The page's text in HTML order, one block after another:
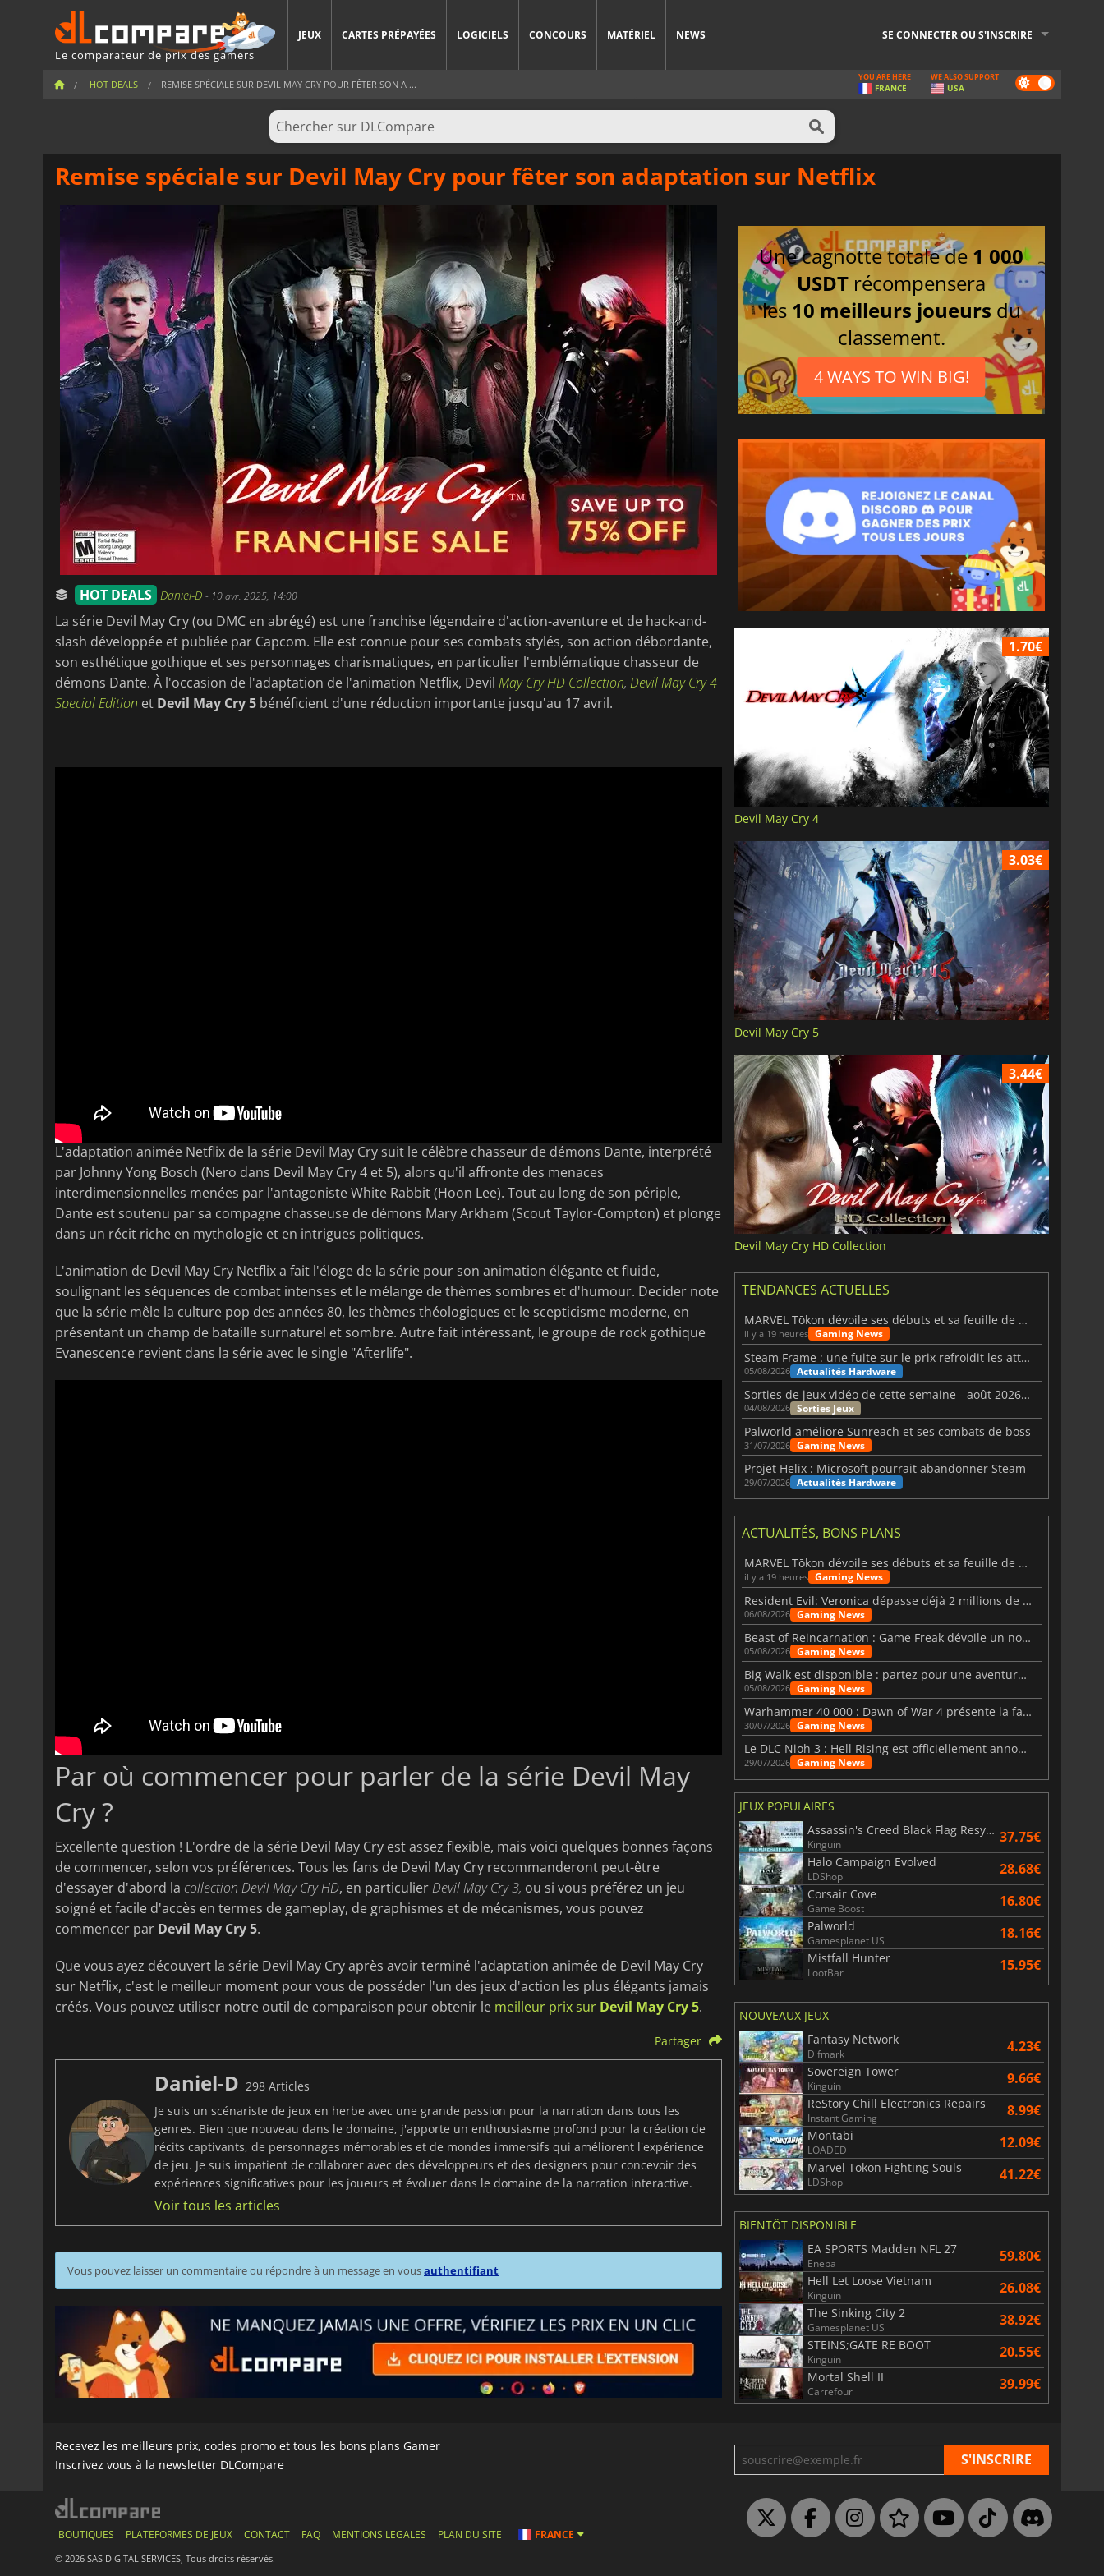
Le comparateur de prix des gamers
JEUX CARTES PRÉPAYÉES LOGICIELS CONCOURS MATÉRIEL NEWS SE CONNECTER OU S'INSCRIRE
HOT DEALS REMISE SPÉCIALE SUR DEVIL MAY CRY POUR FÊTER SON A ... Dark
mode
YOU ARE HERE
FRANCE
WE ALSO SUPPORT
USA
Remise spéciale sur Devil May Cry pour fêter son adaptation sur Netflix
HOT DEALS Daniel-D - 10 avr. 2025, 14:00
La série Devil May Cry (ou DMC en abrégé) est une franchise légendaire d'action-aventure et de hack-and-
slash développée et publiée par Capcom. Elle est connue pour ses combats stylés, son action débordante,
son esthétique gothique et ses personnages charismatiques, en particulier l'emblématique chasseur de
démons Dante. À l'occasion de l'adaptation de l'animation Netflix, Devil May Cry HD Collection, Devil May Cry 4
Special Edition et Devil May Cry 5 bénéficient d'une réduction importante jusqu'au 17 avril.
L'adaptation animée Netflix de la série Devil May Cry suit le célèbre chasseur de démons Dante, interprété
par Johnny Yong Bosch (Nero dans Devil May Cry 4 et 5), alors qu'il affronte des menaces
interdimensionnelles menées par l'antagoniste White Rabbit (Hoon Lee). Tout au long de son périple,
Dante est soutenu par sa compagne chasseuse de démons Mary Arkham (Scout Taylor-Compton) et plonge
dans un récit riche en mythologie et en intrigues politiques.
L'animation de Devil May Cry Netflix a fait l'éloge de la série pour son animation élégante et fluide,
soulignant les séquences de combat intenses et le mélange de thèmes sombres et d'humour. Decider note
que la série mêle la culture pop des années 80, les thèmes théologiques et le scepticisme moderne, en
présentant un champ de bataille surnaturel et sombre. Autre fait intéressant, le groupe de rock gothique
Evanescence revient dans la série avec le single "Afterlife".
Par où commencer pour parler de la série Devil May
Cry ?
Excellente question ! L'ordre de la série Devil May Cry est assez flexible, mais voici quelques bonnes façons
de commencer, selon vos préférences. Tous les fans de Devil May Cry recommanderont peut-être
d'essayer d'abord la collection Devil May Cry HD, en particulierDevil May Cry 3, ou si vous préférez un jeu
soigné et facile d'accès en termes de gameplay, de graphismes et de mécanismes, vous pouvez
commencer par Devil May Cry 5.
Que vous ayez découvert la série Devil May Cry après avoir terminé l'adaptation animée de Devil May Cry
sur Netflix, c'est le meilleur moment pour vous de posséder l'un des jeux d'action les plus élégants jamais
créés. Vous pouvez utiliser notre outil de comparaison pour obtenir le meilleur prix sur Devil May Cry 5.
Partager
Daniel-D 298 Articles
Je suis un scénariste de jeux en herbe avec une grande passion pour la narration dans tous les
genres. Bien que nouveau dans le domaine, j'apporte un enthousiasme profond pour la création de
récits captivants, de personnages mémorables et de mondes immersifs qui améliorent l'expérience
de jeu. Je suis impatient de collaborer avec des développeurs et des designers pour concevoir des
expériences significatives pour les joueurs et évoluer dans le domaine de la narration interactive.
Voir tous les articles
Vous pouvez laisser un commentaire ou répondre à un message en vousauthentifiant
Une cagnotte totale de 1 000
USDT récompensera
les 10 meilleurs joueurs du
classement.
4 WAYS TO WIN BIG!
1.70€
Devil May Cry 4
3.03€
Devil May Cry 5
3.44€
Devil May Cry HD Collection
TENDANCES ACTUELLES
MARVEL Tōkon dévoile ses débuts et sa feuille de route
il y a 19 heures Gaming News
Steam Frame : une fuite sur le prix refroidit les attentes VR
05/08/2026 Actualités Hardware
Sorties de jeux vidéo de cette semaine - août 2026 (semaine 32)
04/08/2026 Sorties Jeux
Palworld améliore Sunreach et ses combats de boss
31/07/2026 Gaming News
Projet Helix : Microsoft pourrait abandonner Steam
29/07/2026 Actualités Hardware
ACTUALITÉS, BONS PLANS
MARVEL Tōkon dévoile ses débuts et sa feuille de route
il y a 19 heures Gaming News
Resident Evil: Veronica dépasse déjà 2 millions de wishlists
06/08/2026 Gaming News
Beast of Reincarnation : Game Freak dévoile un nouveau pari
05/08/2026 Gaming News
Big Walk est disponible : partez pour une aventure entre amis
05/08/2026 Gaming News
Warhammer 40 000 : Dawn of War 4 présente la faction des Nécrons
30/07/2026 Gaming News
Le DLC Nioh 3 : Hell Rising est officiellement annoncé
29/07/2026 Gaming News
JEUX POPULAIRES
Assassin's Creed Black Flag Resynced
Kinguin 37.75€
Halo Campaign Evolved
LDShop 28.68€
Corsair Cove
Game Boost 16.80€
Palworld
Gamesplanet US 18.16€
Mistfall Hunter
LootBar 15.95€
NOUVEAUX JEUX
Fantasy Network
Difmark 4.23€
Sovereign Tower
Kinguin 9.66€
ReStory Chill Electronics Repairs
Instant Gaming 8.99€
Montabi
LOADED 12.09€
Marvel Tokon Fighting Souls
LDShop 41.22€
BIENTÔT DISPONIBLE
EA SPORTS Madden NFL 27
Eneba 59.80€
Hell Let Loose Vietnam
Kinguin 26.08€
The Sinking City 2
Gamesplanet US 38.92€
STEINS;GATE RE BOOT
Kinguin 20.55€
Mortal Shell II
Carrefour 39.99€
Recevez les meilleurs prix, codes promo et tous les bons plans Gamer
Inscrivez vous à la newsletter DLCompare
BOUTIQUES PLATEFORMES DE JEUX CONTACT FAQ MENTIONS LEGALES PLAN DU SITE FRANCE
© 2026 SAS DIGITAL SERVICES, Tous droits réservés.